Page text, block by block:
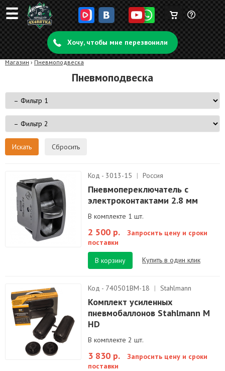
☰ Задать
вопрос
Корзина
пуста
Хочу, чтобы мне перезвонили
Магазин › Пневмоподвеска
Пневмоподвеска
Сбросить
Код - 3013-15 | Россия
Пневмопереключатель с
электроконтактами 2.8 мм
В комплекте 1 шт.
2 500 р.
Запросить цену и сроки
поставки
В корзину
Купить в один клик
Код - 740501BM-18 | Stahlmann
Комплект усиленных
пневмобаллонов Stahlmann M
HD
В комплекте 2 шт.
3 830 р.
Запросить цену и сроки
поставки